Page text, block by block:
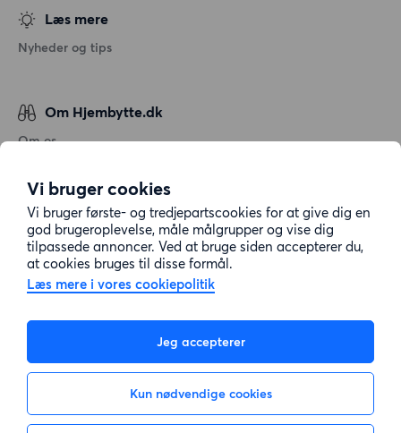
Vi bruger cookies
Vi bruger første- og tredjepartscookies for at give dig en
god brugeroplevelse, måle målgrupper og vise dig
tilpassede annoncer. Ved at bruge siden accepterer du,
at cookies bruges til disse formål.
Læs mere i vores cookiepolitik
Jeg accepterer
Kun nødvendige cookies
Læs mere
Nyheder og tips
Om Hjembytte.dk
Om os
Behandling af personoplysninger
Cookiepolitik
Sitemap
E-mail: